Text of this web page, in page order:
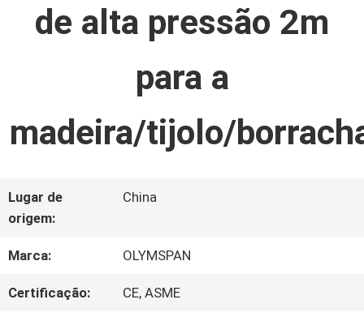
SOBRE
EXCURSÃO
FÁBRICA
CONTROLE
DA
de alta pressão 2m
para a
madeira/tijolo/
Lugar de
origem:
China
Marca: OLYMSPAN
Certificação: CE, ASME